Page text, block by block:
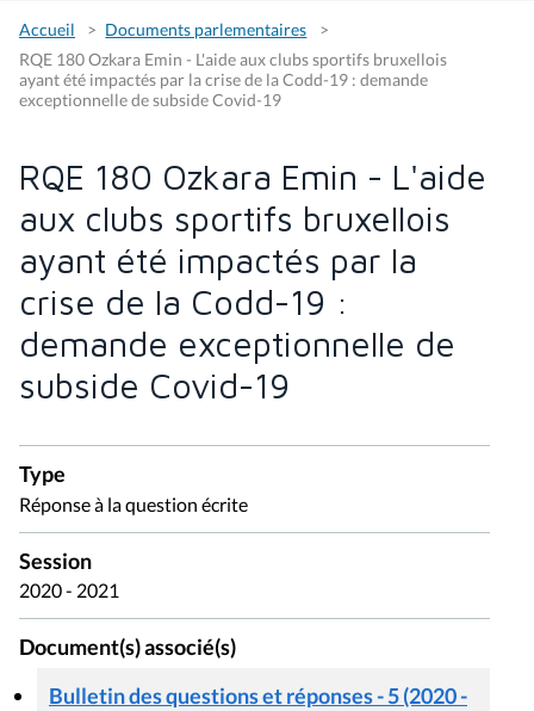
Accueil
Documents parlementaires
RQE 180 Ozkara Emin - L'aide aux clubs sportifs bruxellois
ayant été impactés par la crise de la Codd-19 : demande
exceptionnelle de subside Covid-19
RQE 180 Ozkara Emin - L'aide
aux clubs sportifs bruxellois
ayant été impactés par la
crise de la Codd-19 :
demande exceptionnelle de
subside Covid-19
Type
Réponse à la question écrite
Session
2020 - 2021
Document(s) associé(s)
Bulletin des questions et réponses - 5 (2020 -